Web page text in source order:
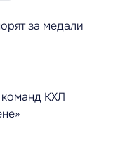
за медали
КХЛ